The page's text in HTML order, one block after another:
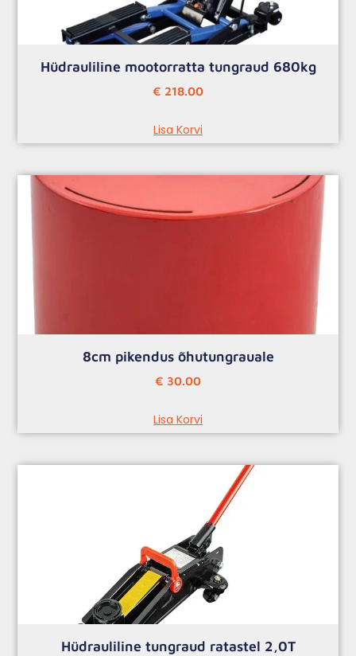
Hüdrauliline mootorratta tungraud 680kg
€ 218.00
Lisa Korvi
8cm pikendus õhutungrauale
€ 30.00
Lisa Korvi
Hüdrauliline tungraud ratastel 2,0T